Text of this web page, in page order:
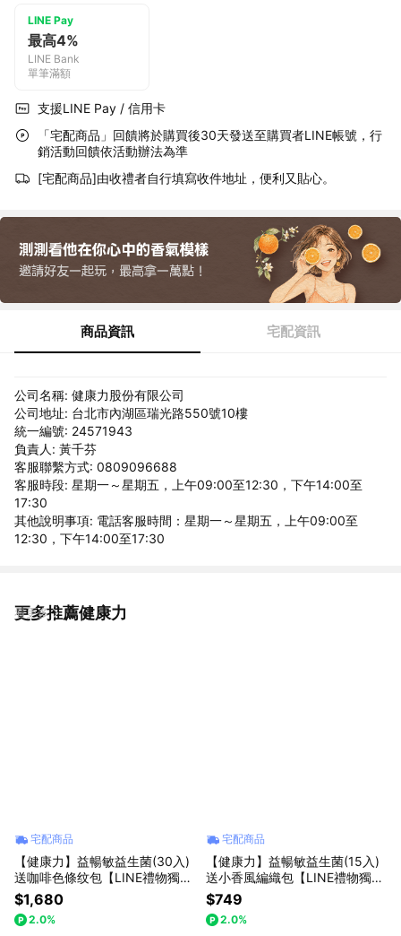
LINE Pay
最高4%
LINE Bank
單筆滿額
支援LINE Pay / 信用卡
「宅配商品」回饋將於購買後30天發送至購買者LINE帳號，行
銷活動回饋依活動辦法為準
[宅配商品]由收禮者自行填寫收件地址，便利又貼心。
商品資訊 宅配資訊
公司名稱: 健康力股份有限公司
公司地址: 台北市內湖區瑞光路550號10樓
統一編號: 24571943
負責人: 黃千芬
客服聯繫方式: 0809096688
客服時段: 星期一～星期五，上午09:00至12:30，下午14:00至
17:30
其他說明事項: 電話客服時間：星期一～星期五，上午09:00至
12:30，下午14:00至17:30
更多推薦健康力
看更多
宅配商品
【健康力】益暢敏益生菌(30入)
送咖啡色條纹包【LINE禮物獨家
組合】
$1,680
2.0%
宅配商品
【健康力】益暢敏益生菌(15入)
送小香風編織包【LINE禮物獨家
組合】
$749
2.0%